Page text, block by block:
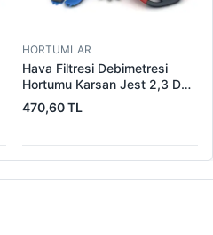
HORTUMLAR
Hava Filtresi Debimetresi
Hortumu Karsan Jest 2,3 D
Euro 5 | IBRAS 17750 | OEM
1015049AA
470,60 TL